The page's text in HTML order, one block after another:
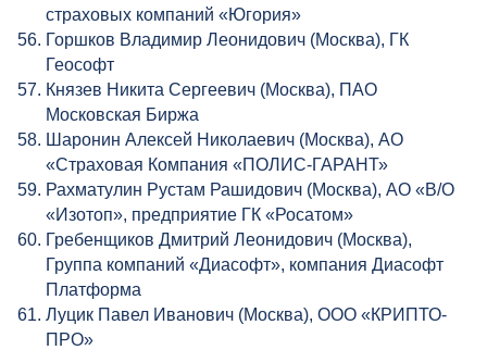
страховых компаний «Югория»
Горшков Владимир Леонидович (Москва), ГК
Геософт
Князев Никита Сергеевич (Москва), ПАО
Московская Биржа
Шаронин Алексей Николаевич (Москва), АО
«Страховая Компания «ПОЛИС-ГАРАНТ»
Рахматулин Рустам Рашидович (Москва), АО «В/О
«Изотоп», предприятие ГК «Росатом»
Гребенщиков Дмитрий Леонидович (Москва),
Группа компаний «Диасофт», компания Диасофт
Платформа
Луцик Павел Иванович (Москва), ООО «КРИПТО-
ПРО»